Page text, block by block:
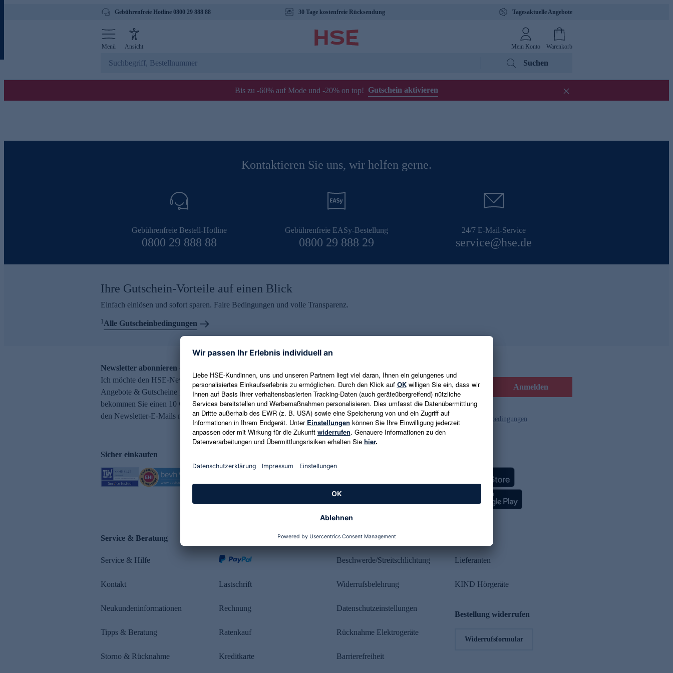
Gebührenfreie Hotline 0800 29 888 88 30 Tage kostenfreie Rücksendung Tagesaktuelle Angebote
Menü Ansicht Mein Konto Warenkorb
Suchen
Bis zu -60% auf Mode und -20% on top! Gutschein aktivieren
Kontaktieren Sie uns, wir helfen gerne.
Gebührenfreie Bestell-Hotline
0800 29 888 88
Gebührenfreie EASy-Bestellung
0800 29 888 29
24/7 E-Mail-Service
service@hse.de
Ihre Gutschein-Vorteile auf einen Blick
Einfach einlösen und sofort sparen. Faire Bedingungen und volle Transparenz.
1Alle Gutscheinbedingungen
Newsletter abonnieren – 10 € Gutschein erhalten
Ich möchte den HSE-Newsletter abonnieren und aktuelle Trends,
Angebote & Gutscheine per E-Mail erhalten. Als Dankeschön
bekommen Sie einen 10 € Gutschein. Eine Abmeldung ist jederzeit in
den Newsletter-E-Mails möglich.
E-Mail-Adresse eingeben Anmelden
Es gelten die Datenschutzrichtlinien und die Gutscheinbedingungen
Sicher einkaufen
Service & Beratung
Service & Hilfe
Kontakt
Neukundeninformationen
Tipps & Beratung
Storno & Rücknahme
Lastschrift
Rechnung
Ratenkauf
Kreditkarte
Rechtliches
Beschwerde/Streitschlichtung
Widerrufsbelehrung
Datenschutzeinstellungen
Rücknahme Elektrogeräte
Barrierefreiheit
Lieferanten
KIND Hörgeräte
Bestellung widerrufen
Widerrufsformular